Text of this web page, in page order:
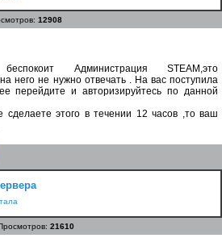
12908
Администрация STEAM,это
него не нужно отвечать . На вас поступила
перейдите и авторизируйтесь по данной
этого в течении 12 часов ,то ваш
21610